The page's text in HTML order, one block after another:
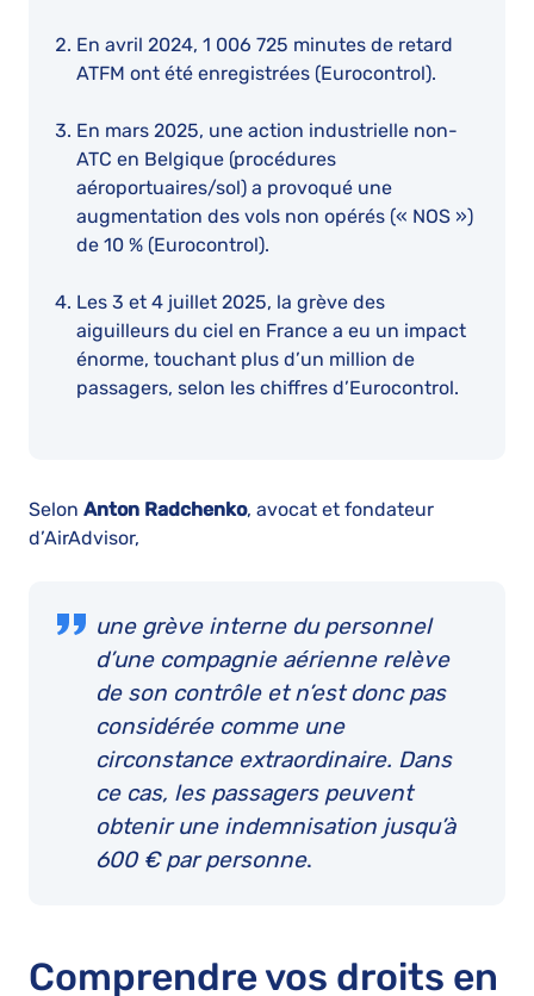
En avril 2024, 1 006 725 minutes de retard
ATFM ont été enregistrées (Eurocontrol).
En mars 2025, une action industrielle non-
ATC en Belgique (procédures
aéroportuaires/sol) a provoqué une
augmentation des vols non opérés (« NOS »)
de 10 % (Eurocontrol).
Les 3 et 4 juillet 2025, la grève des
aiguilleurs du ciel en France a eu un impact
énorme, touchant plus d’un million de
passagers, selon les chiffres d’Eurocontrol.
Selon Anton Radchenko, avocat et fondateur
d’AirAdvisor,
une grève interne du personnel
d’une compagnie aérienne relève
de son contrôle et n’est donc pas
considérée comme une
circonstance extraordinaire. Dans
ce cas, les passagers peuvent
obtenir une indemnisation jusqu’à
600 € par personne.
Comprendre vos droits en